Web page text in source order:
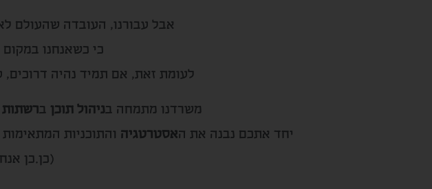
אבל עבורנו, העובדה שהעולם
כי כשאנחנו
לעומת זאת, אם תמיד נהיה דרוכים,
משרדנו מתמחה בניהול תוכן ברשתות
יחד אתכם נבנה את האסטרטגיה והתוכניות
(כן.כן